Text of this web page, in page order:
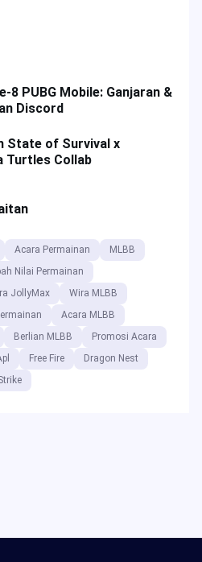
8 PUBG Mobile: Ganjaran &
Discord
State of Survival x
Turtles Collab
Acara Permainan
MLBB
Nilai Permainan
JollyMax
Wira MLBB
Acara MLBB
Berlian MLBB
Promosi Acara
Free Fire
Dragon Nest